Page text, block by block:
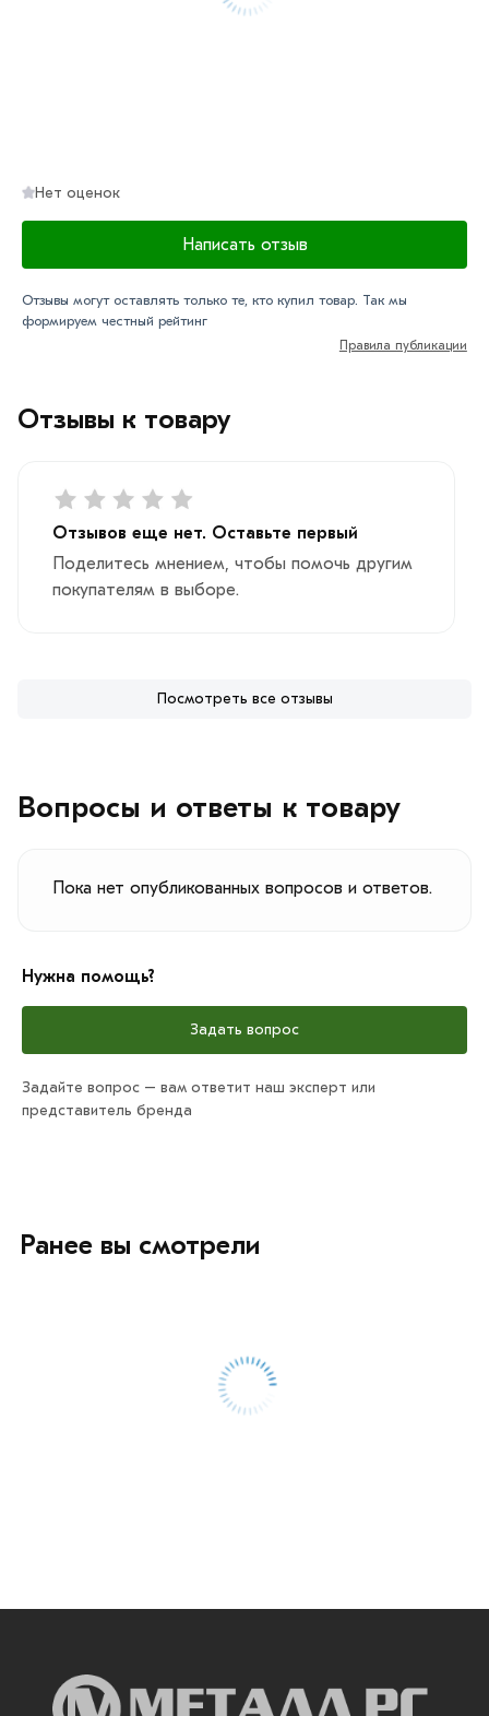
Отзывы к товару
Отзывов еще нет. Оставьте первый
Поделитесь мнением, чтобы помочь другим
покупателям в выборе.
Посмотреть все отзывы
Нет оценок
Написать отзыв
Отзывы могут оставлять только те, кто купил товар. Так мы
формируем честный рейтинг
Правила публикации
Вопросы и ответы к товару
Пока нет опубликованных вопросов и ответов.
Нужна помощь?
Задать вопрос
Задайте вопрос – вам ответит наш эксперт или
представитель бренда
Ранее вы смотрели